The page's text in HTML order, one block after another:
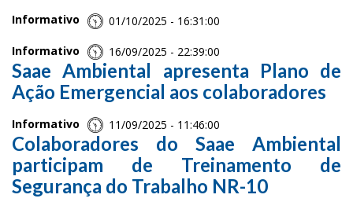
Informativo
01/10/2025 - 16:31:00
Informativo
16/09/2025 - 22:39:00
Saae Ambiental apresenta Plano de
Ação Emergencial aos colaboradores
Informativo 11/09/2025 - 11:46:00
Colaboradores do Saae Ambiental
participam de Treinamento de
Segurança do Trabalho NR-10